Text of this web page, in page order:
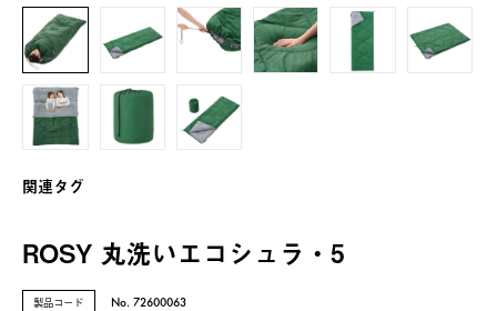
関連タグ
ROSY 丸洗いエコシュラ・5
製品コード No. 72600063